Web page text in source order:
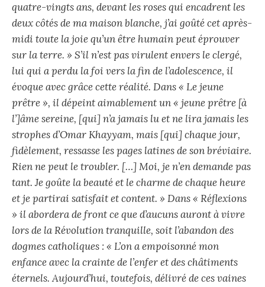
quatre-vingts ans, devant les roses qui encadrent les
deux côtés de ma maison blanche, j’ai goûté cet après-
midi toute la joie qu’un être humain peut éprouver
sur la terre. » S’il n’est pas virulent envers le clergé,
lui qui a perdu la foi vers la fin de l’adolescence, il
évoque avec grâce cette réalité. Dans « Le jeune
prêtre », il dépeint aimablement un « jeune prêtre [à
l’]âme sereine, [qui] n’a jamais lu et ne lira jamais les
strophes d’Omar Khayyam, mais [qui] chaque jour,
fidèlement, ressasse les pages latines de son bréviaire.
Rien ne peut le troubler. […] Moi, je n’en demande pas
tant. Je goûte la beauté et le charme de chaque heure
et je partirai satisfait et content. » Dans « Réflexions
» il abordera de front ce que d’aucuns auront à vivre
lors de la Révolution tranquille, soit l’abandon des
dogmes catholiques : « L’on a empoisonné mon
enfance avec la crainte de l’enfer et des châtiments
éternels. Aujourd’hui, toutefois, délivré de ces vaines